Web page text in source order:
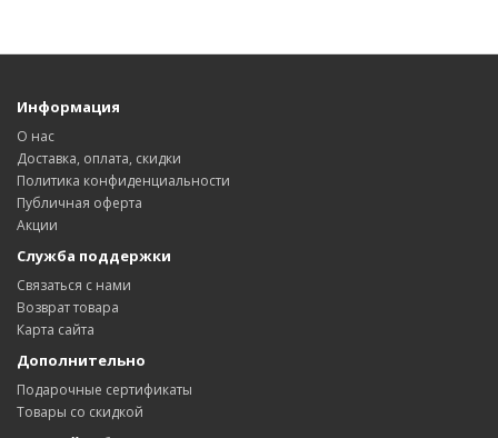
Информация
О нас
Доставка, оплата, скидки
Политика конфиденциальности
Публичная оферта
Акции
Служба поддержки
Связаться с нами
Возврат товара
Карта сайта
Дополнительно
Подарочные сертификаты
Товары со скидкой